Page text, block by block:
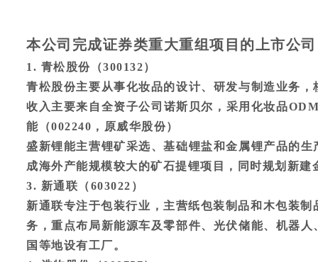
本公司完成证券类重大重组项目的上市公
1. 青松股份（300132）
青松股份主要从事化妆品的设计、研发与制造业务
收入主要来自全资子公司诺斯贝尔，采用化妆品
能（002240，原威华股份）
盛新锂能主营锂矿采选、基础锂盐和金属锂产品的
成海外产能规模较大的矿石提锂项目，同时规划新建
3. 新通联（603022）
新通联专注于包装行业，主营纸包装制品和木包装
务，重点布局新能源车及零部件、光伏储能、机器
国等地设有工厂。